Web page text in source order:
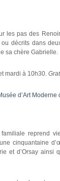
les pas des
décrits dans
sa chère Gabrielle.
mardi à 10h30.
d’Art Moderne
reprend
cinquantaine
et d’Orsay ainsi